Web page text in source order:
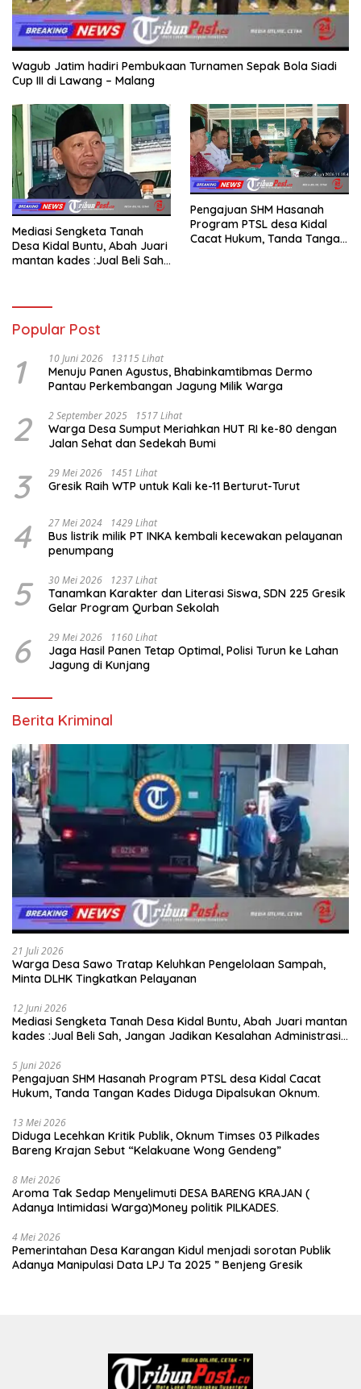
Wagub Jatim hadiri Pembukaan Turnamen Sepak Bola Siadi
Cup III di Lawang – Malang
Mediasi Sengketa Tanah
Desa Kidal Buntu, Abah Juari
mantan kades :Jual Beli Sah,
Membatalkan Hak Warga.
Pengajuan SHM Hasanah
Program PTSL desa Kidal
Cacat Hukum, Tanda Tangan
Popular Post
1 10 Juni 2026 13115 Lihat
Menuju Panen Agustus, Bhabinkamtibmas Dermo
Pantau Perkembangan Jagung Milik Warga
2 2 September 2025 1517 Lihat
Warga Desa Sumput Meriahkan HUT RI ke-80 dengan
Jalan Sehat dan Sedekah Bumi ‎
3 29 Mei 2026 1451 Lihat
Gresik Raih WTP untuk Kali ke-11 Berturut-Turut
4 27 Mei 2024 1429 Lihat
Bus listrik milik PT INKA kembali kecewakan pelayanan
penumpang
5 30 Mei 2026 1237 Lihat
Tanamkan Karakter dan Literasi Siswa, SDN 225 Gresik
Gelar Program Qurban Sekolah
6 29 Mei 2026 1160 Lihat
Jaga Hasil Panen Tetap Optimal, Polisi Turun ke Lahan
Jagung di Kunjang
Berita Kriminal
21 Juli 2026
Warga Desa Sawo Tratap Keluhkan Pengelolaan Sampah,
Minta DLHK Tingkatkan Pelayanan
12 Juni 2026
Mediasi Sengketa Tanah Desa Kidal Buntu, Abah Juari mantan
kades :Jual Beli Sah, Jangan Jadikan Kesalahan Administrasi
5 Juni 2026
Pengajuan SHM Hasanah Program PTSL desa Kidal Cacat
Hukum, Tanda Tangan Kades Diduga Dipalsukan Oknum.
13 Mei 2026
Diduga Lecehkan Kritik Publik, Oknum Timses 03 Pilkades
Bareng Krajan Sebut “Kelakuane Wong Gendeng”
8 Mei 2026
Aroma Tak Sedap Menyelimuti DESA BARENG KRAJAN (
Adanya Intimidasi Warga)Money politik PILKADES.
4 Mei 2026
Pemerintahan Desa Karangan Kidul menjadi sorotan Publik
Adanya Manipulasi Data LPJ Ta 2025 ” Benjeng Gresik